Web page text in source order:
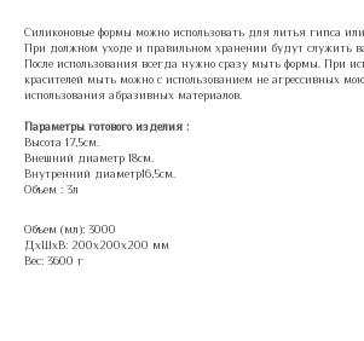
Силиконовые формы можно использовать для литья гипса
При должном уходе и правильном хранении будут служить
После использования всегда нужно сразу мыть формы. При
красителей мыть можно с использованием не агрессивных
использования абразивных материалов.
Параметры готового изделия :
Высота 17,5см.
Внешний диаметр 18см.
Внутренний диаметр16,5см.
Объем : 3л
Объем (мл): 3000
ДxШxВ: 200x200x200 мм
Вес: 3600 г